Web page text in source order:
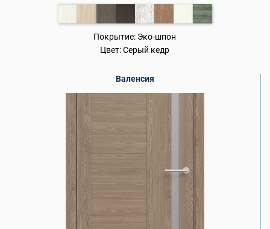
Покрытие: Эко-шпон
Цвет:Серый кедр
Валенсия